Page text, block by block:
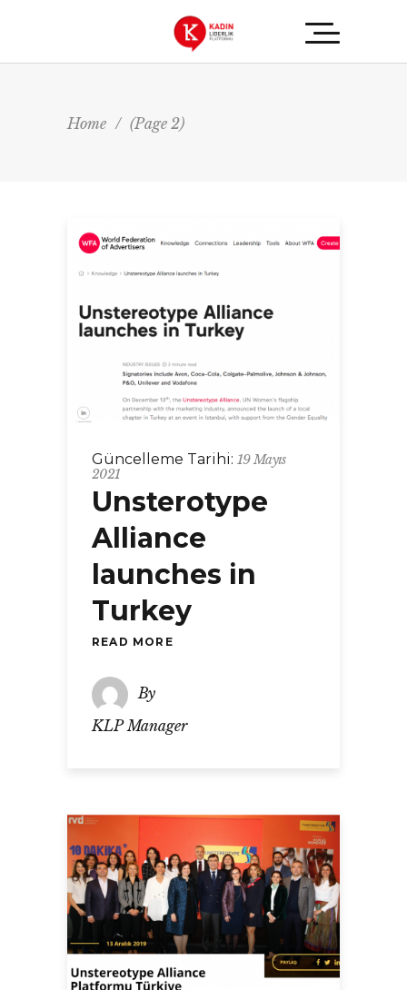
Home / (Page 2)
Güncelleme Tarihi: 19 Mayıs
2021
Unsterotype
Alliance
launches in
Turkey
READ MORE
By
KLP Manager